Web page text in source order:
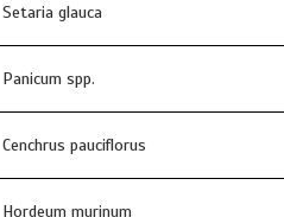
Setaria glauca
Panicum spp.
Cenchrus pauciflorus
Hordeum murinum